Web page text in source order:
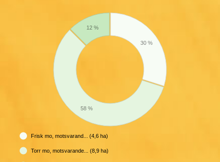
30 %
58 %
12 %
Frisk mo, motsvarand... (4,6 ha)
Torr mo, motsvarande... (8,9 ha)